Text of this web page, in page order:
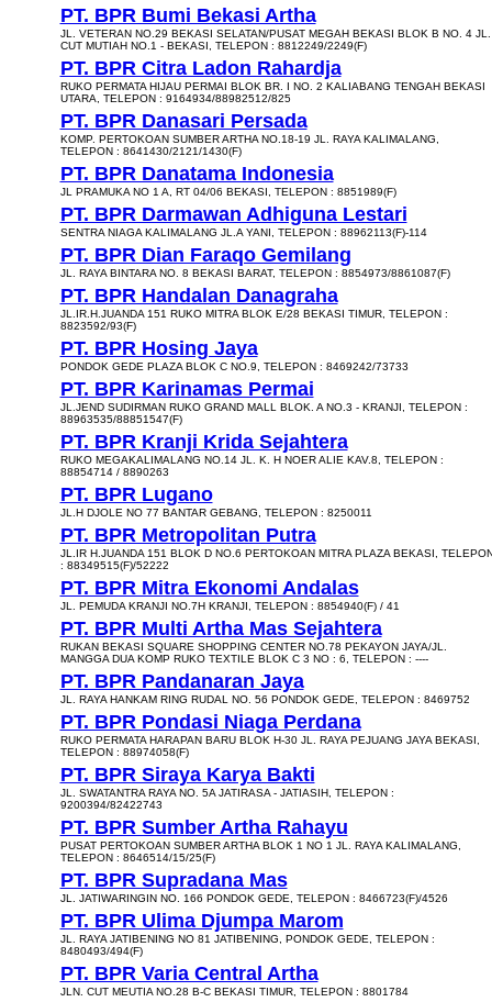
PT. BPR Bumi Bekasi Artha
JL. VETERAN NO.29 BEKASI SELATAN/PUSAT MEGAH BEKASI BLOK B NO. 4 JL.
CUT MUTIAH NO.1 - BEKASI, TELEPON : 8812249/2249(F)
PT. BPR Citra Ladon Rahardja
RUKO PERMATA HIJAU PERMAI BLOK BR. I NO. 2 KALIABANG TENGAH BEKASI
UTARA, TELEPON : 9164934/88982512/825
PT. BPR Danasari Persada
KOMP. PERTOKOAN SUMBER ARTHA NO.18-19 JL. RAYA KALIMALANG,
TELEPON : 8641430/2121/1430(F)
PT. BPR Danatama Indonesia
JL PRAMUKA NO 1 A, RT 04/06 BEKASI, TELEPON : 8851989(F)
PT. BPR Darmawan Adhiguna Lestari
SENTRA NIAGA KALIMALANG JL.A YANI, TELEPON : 88962113(F)-114
PT. BPR Dian Faraqo Gemilang
JL. RAYA BINTARA NO. 8 BEKASI BARAT, TELEPON : 8854973/8861087(F)
PT. BPR Handalan Danagraha
JL.IR.H.JUANDA 151 RUKO MITRA BLOK E/28 BEKASI TIMUR, TELEPON :
8823592/93(F)
PT. BPR Hosing Jaya
PONDOK GEDE PLAZA BLOK C NO.9, TELEPON : 8469242/73733
PT. BPR Karinamas Permai
JL.JEND SUDIRMAN RUKO GRAND MALL BLOK. A NO.3 - KRANJI, TELEPON :
88963535/88851547(F)
PT. BPR Kranji Krida Sejahtera
RUKO MEGAKALIMALANG NO.14 JL. K. H NOER ALIE KAV.8, TELEPON :
88854714 / 8890263
PT. BPR Lugano
JL.H DJOLE NO 77 BANTAR GEBANG, TELEPON : 8250011
PT. BPR Metropolitan Putra
JL.IR H.JUANDA 151 BLOK D NO.6 PERTOKOAN MITRA PLAZA BEKASI,
: 88349515(F)/52222
PT. BPR Mitra Ekonomi Andalas
JL. PEMUDA KRANJI NO.7H KRANJI, TELEPON : 8854940(F) / 41
PT. BPR Multi Artha Mas Sejahtera
RUKAN BEKASI SQUARE SHOPPING CENTER NO.78 PEKAYON JAYA/JL.
MANGGA DUA KOMP RUKO TEXTILE BLOK C 3 NO : 6, TELEPON : ----
PT. BPR Pandanaran Jaya
JL. RAYA HANKAM RING RUDAL NO. 56 PONDOK GEDE, TELEPON : 8469752
PT. BPR Pondasi Niaga Perdana
RUKO PERMATA HARAPAN BARU BLOK H-30 JL. RAYA PEJUANG JAYA BEKASI,
TELEPON : 88974058(F)
PT. BPR Siraya Karya Bakti
JL. SWATANTRA RAYA NO. 5A JATIRASA - JATIASIH, TELEPON :
9200394/82422743
PT. BPR Sumber Artha Rahayu
PUSAT PERTOKOAN SUMBER ARTHA BLOK 1 NO 1 JL. RAYA KALIMALANG,
TELEPON : 8646514/15/25(F)
PT. BPR Supradana Mas
JL. JATIWARINGIN NO. 166 PONDOK GEDE, TELEPON : 8466723(F)/4526
PT. BPR Ulima Djumpa Marom
JL. RAYA JATIBENING NO 81 JATIBENING, PONDOK GEDE, TELEPON :
8480493/494(F)
PT. BPR Varia Central Artha
JLN. CUT MEUTIA NO.28 B-C BEKASI TIMUR, TELEPON : 8801784